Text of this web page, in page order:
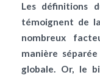
Les définitions
témoignent de
nombreux
manière
globale. Or, le